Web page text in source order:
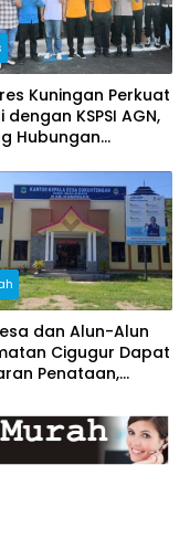
Kuningan Perkuat
dengan KSPSI AGN,
Hubungan
dan Alun-Alun
Cigugur Dapat
Penataan,
Lebih Terang